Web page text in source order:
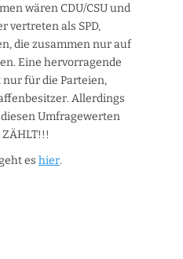
wären CDU/CSU und
vertreten als SPD,
die zusammen nur auf
Eine hervorragende
für die Parteien,
Allerdings
Umfragewerten
ZÄHLT!!!
es hier.